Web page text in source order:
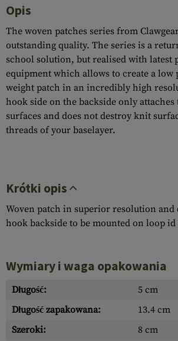
Opis
The woven patches series from
outstanding quality. The series is a
school solution, but realised with latest
equipment which allows to create a
weight patch in an incredibly high
hook side on the backside only attaches
surfaces and does not destroy knit
threads of your baselayer.
Krótki opis
Woven patch in superior resolution and
hook backside to be mounted on loop
Wymiary i waga opakowania
Długość:
5 cm
Długość zapakowana:
13.4 cm
Szeroki:
8 cm